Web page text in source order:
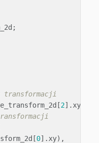
;
transformacji
[2]. xy
[0]. xy),